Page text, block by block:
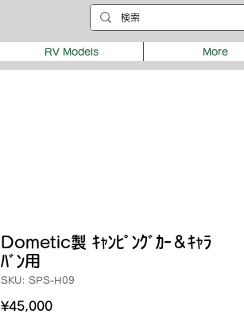
RV Models More
Dometic製 ｷｬﾝﾋﾟﾝｸﾞｶｰ＆ｷｬﾗ
ﾊﾞﾝ用
SKU: SPS-H09
¥45,000Price